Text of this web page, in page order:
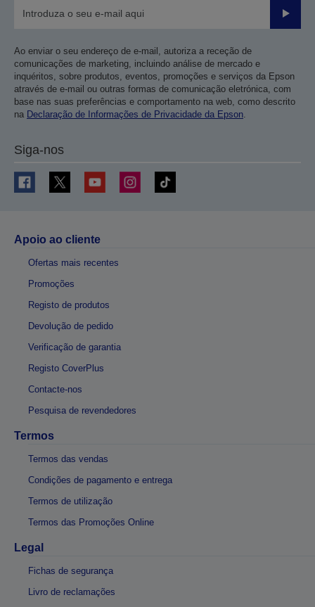
Enviar
Ao enviar o seu endereço de e-mail, autoriza a receção de
comunicações de marketing, incluindo análise de mercado e
inquéritos, sobre produtos, eventos, promoções e serviços da Epson
através de e-mail ou outras formas de comunicação eletrónica, com
base nas suas preferências e comportamento na web, como descrito
na Declaração de Informações de Privacidade da Epson.
Siga-nos
Apoio ao cliente
Ofertas mais recentes
Promoções
Registo de produtos
Devolução de pedido
Verificação de garantia
Registo CoverPlus
Contacte-nos
Pesquisa de revendedores
Termos
Termos das vendas
Condições de pagamento e entrega
Termos de utilização
Termos das Promoções Online
Legal
Fichas de segurança
Livro de reclamações